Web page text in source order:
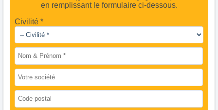
en remplissant le formulaire ci-dessous.
Civilité *